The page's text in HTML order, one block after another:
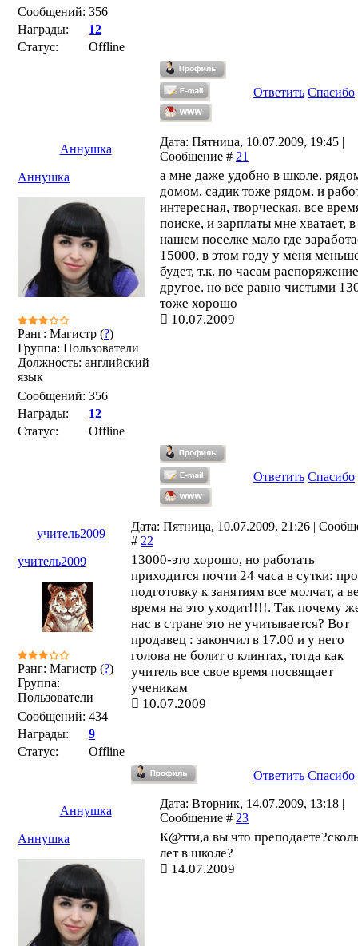
Сообщений: 356
Награды:
12
Статус:
Offline
Ответить Спасибо
Аннушка
Дата: Пятница, 10.07.2009, 19:45 |
Сообщение # 21
Аннушка
Ранг: Магистр (?)
Группа: Пользователи
Должность: английский
язык
Сообщений: 356
Награды:
12
Статус:
Offline
а мне даже удобно в школе.
домом, садик тоже рядом. и
интересная, творческая, все
поиске, и зарплаты мне хватает, в
нашем поселке мало где
15000, в этом году у меня
будет, т.к. по часам распоряжение
другое. но все равно чистыми
тоже хорошо
10.07.2009
Ответить Спасибо
учитель2009
Дата: Пятница, 10.07.2009, 21:26 |
# 22
учитель2009
Ранг: Магистр (?)
Группа:
Пользователи
Сообщений: 434
Награды:
9
Статус:
Offline
13000-это хорошо, но работать
приходится почти 24 часа в сутки: про
подготовку к занятиям все молчат, а
время на это уходит!!!!. Так почему
нас в стране это не учитывается? Вот
продавец : закончил в 17.00 и у него
голова не болит о клинтах, тогда как
учитель все свое время посвящает
ученикам
10.07.2009
Ответить Спасибо
Аннушка
Дата: Вторник, 14.07.2009, 13:18 |
Сообщение # 23
Аннушка
К@тти,а вы что
лет в школе?
14.07.2009